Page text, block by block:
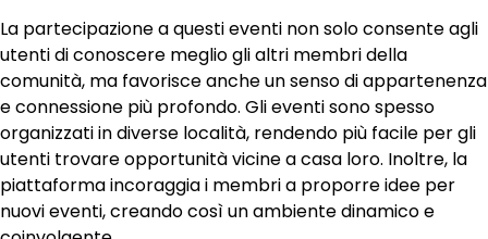
La partecipazione a questi eventi non solo consente agli
utenti di conoscere meglio gli altri membri della
comunità, ma favorisce anche un senso di appartenenza
e connessione più profondo. Gli eventi sono spesso
organizzati in diverse località, rendendo più facile per gli
utenti trovare opportunità vicine a casa loro. Inoltre, la
piattaforma incoraggia i membri a proporre idee per
nuovi eventi, creando così un ambiente dinamico e